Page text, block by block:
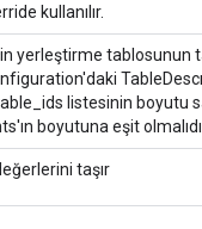
kullanılır.
yerleştirme tablosunun
table_ids listesinin
boyutuna eşit
taşır